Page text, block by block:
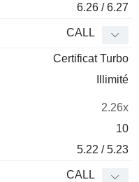
6.26 / 6.27
CALL
Certificat Turbo
Illimité
2.26x
10
5.22 / 5.23
CALL